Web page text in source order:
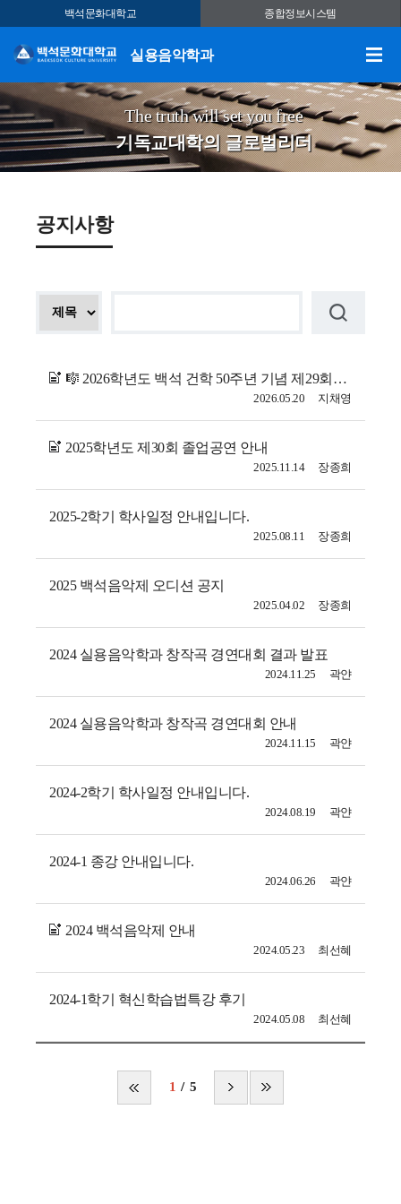
백석문화대학교 종합정보시스템
실용음악학과
The truth will set you free
기독교대학의 글로벌리더
공지사항
🎼 2026학년도 백석 건학 50주년 기념 제29회 백석음악제 🎶
지채영
2026.05.20
2025학년도 제30회 졸업공연 안내
장종희
2025.11.14
2025-2학기 학사일정 안내입니다.
장종희
2025.08.11
2025 백석음악제 오디션 공지
장종희
2025.04.02
2024 실용음악학과 창작곡 경연대회 결과 발표
곽얀
2024.11.25
2024 실용음악학과 창작곡 경연대회 안내
곽얀
2024.11.15
2024-2학기 학사일정 안내입니다.
곽얀
2024.08.19
2024-1 종강 안내입니다.
곽얀
2024.06.26
2024 백석음악제 안내
최선혜
2024.05.23
2024-1학기 혁신학습법특강 후기
최선혜
2024.05.08
1 5